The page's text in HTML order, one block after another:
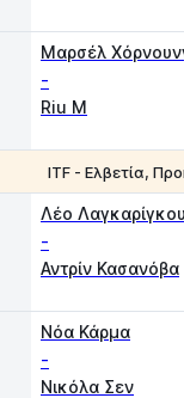
Μαρσέλ
-
Riu M
ITF - Ελβετία,
Λέο
-
Αντρίν Κασανόβα
Νόα Κάρμα
-
Νικόλα Σεν